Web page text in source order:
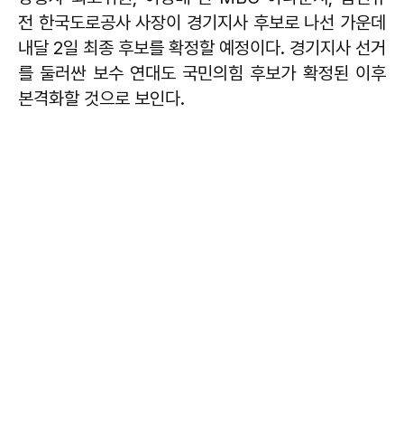
전 한국도로공사 사장이 경기지사 후보로 나선 가운데
내달 2일 최종 후보를 확정할 예정이다. 경기지사 선거
를 둘러싼 보수 연대도 국민의힘 후보가 확정된 이후
본격화할 것으로 보인다.